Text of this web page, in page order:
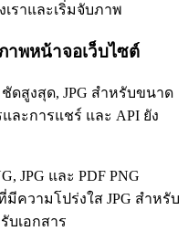
เราและเริ่มจับภาพ
าพหน้าจอเว็บไซต์
ดสูงสุด, JPG สำหรับขนาด
ละการแชร์ และ API ยัง
JPG และ PDF PNG
ความโปร่งใส JPG สำหรับ
บเอกสาร